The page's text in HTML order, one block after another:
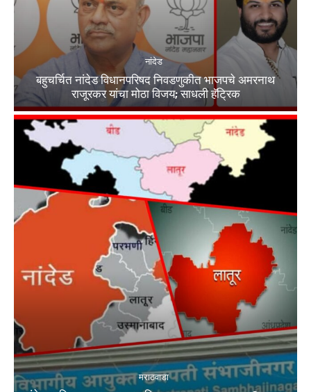
नांदेड
बहुचर्चित नांदेड विधानपरिषद निवडणुकीत भाजपचे अमरनाथ
राजूरकर यांचा मोठा विजय; साधली हॅट्रिक
मराठवाडा